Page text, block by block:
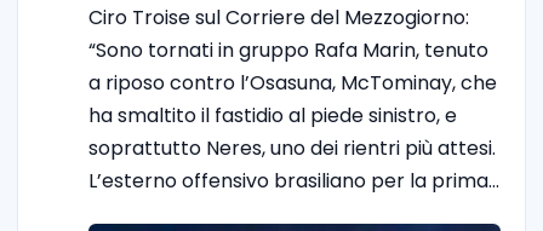
Ciro Troise sul Corriere del Mezzogiorno:
“Sono tornati in gruppo Rafa Marin, tenuto
a riposo contro l’Osasuna, McTominay, che
ha smaltito il fastidio al piede sinistro, e
soprattutto Neres, uno dei rientri più attesi.
L’esterno offensivo brasiliano per la prima…